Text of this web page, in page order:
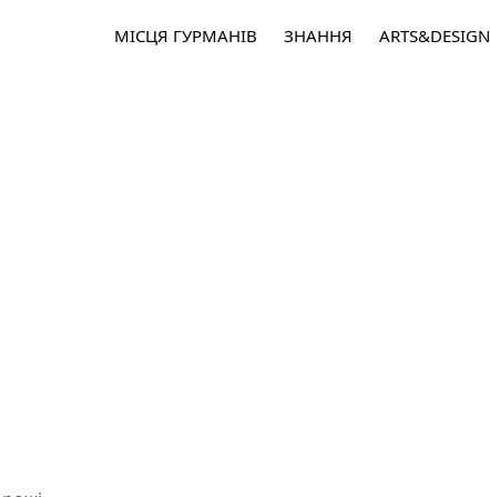
МІСЦЯ ГУРМАНІВ ЗНАННЯ ARTS&DESIGN